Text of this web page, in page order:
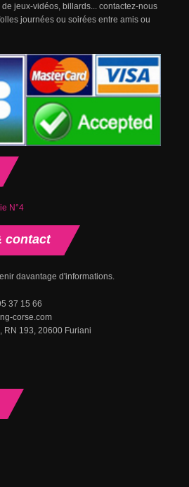
jeux-vidéos, billards... contactez-nous
journées ou soirées entre amis ou
N°4
contact
davantage d'informations.
37 15 66
corse.com
RN 193, 20600 Furiani